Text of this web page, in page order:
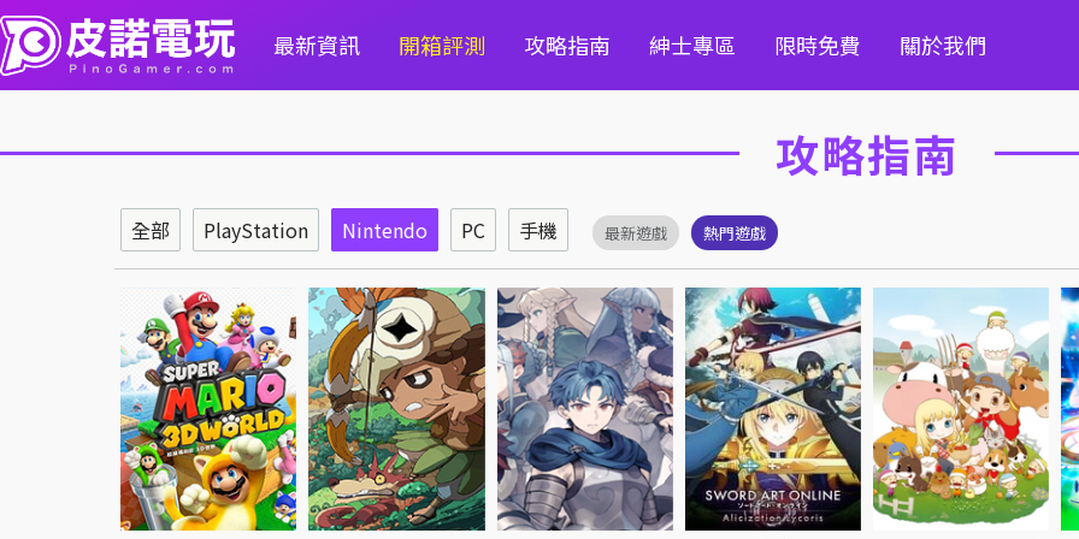
最新資訊 開箱評測 攻略指南 紳士專區 限時免費 關於我們
攻略指南
全部 PlayStation Nintendo PC 手機 最新遊戲 熱門遊戲